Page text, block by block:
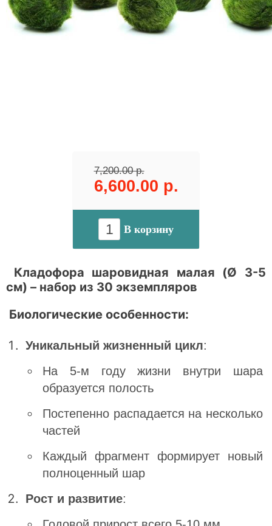
7,200.00 р.
6,600.00 р.
В корзину
Кладофора шаровидная малая (Ø 3-5
см) – набор из 30 экземпляров
Биологические особенности:
Уникальный жизненный цикл:
На 5-м году жизни внутри шара
образуется полость
Постепенно распадается на несколько
частей
Каждый фрагмент формирует новый
полноценный шар
Рост и развитие: